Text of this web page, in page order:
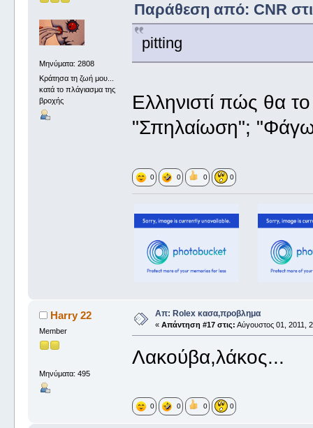
Μηνύματα: 2808
Κράτησα τη ζωή μου...
κατά το πλάγιασμα της
βροχής
Παράθεση από: CNR
pitting
Ελληνιστί πώς θα
"Σπηλαίωση";
0 0 0 0
Harry 22
Member
Μηνύματα: 495
Απ: Rolex κασα,προβλημα
« Απάντηση #17 στις: Αύγουστος 01, 2011,
Λακούβα,λάκος...
0 0 0 0